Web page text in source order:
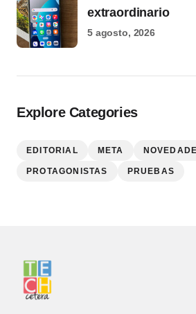
extraordinario
5 agosto, 2026
Explore Categories
EDITORIAL META
PROTAGONISTAS PRUEBAS